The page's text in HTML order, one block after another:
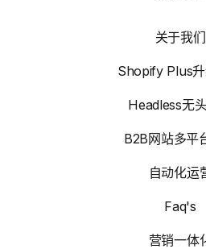
关于我们
Shopify Plus
Headless无
B2B网站多平
自动化运
Faq's
营销一体